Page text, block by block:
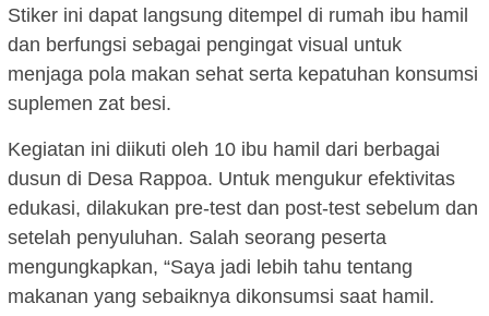
Stiker ini dapat langsung ditempel di rumah ibu hamil
dan berfungsi sebagai pengingat visual untuk
menjaga pola makan sehat serta kepatuhan konsumsi
suplemen zat besi.
Kegiatan ini diikuti oleh 10 ibu hamil dari berbagai
dusun di Desa Rappoa. Untuk mengukur efektivitas
edukasi, dilakukan pre-test dan post-test sebelum dan
setelah penyuluhan. Salah seorang peserta
mengungkapkan, “Saya jadi lebih tahu tentang
makanan yang sebaiknya dikonsumsi saat hamil.